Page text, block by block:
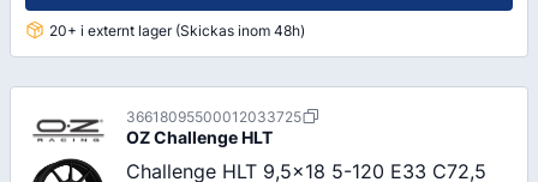
20+ i externt lager (Skickas inom 48h)
36618095500012033725
OZChallenge HLT
Challenge HLT 9,5x18 5-120 E33 C72,5